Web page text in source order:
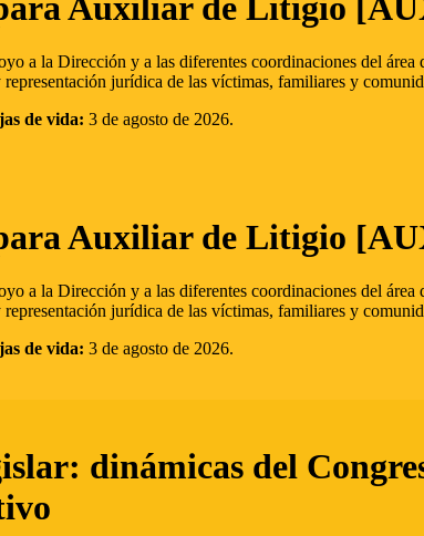
a la Dirección y a las diferentes coordinaciones del
jurídica de las víctimas, familiares y
de vida: 3 de agosto de 2026.
Auxiliar de Litigio
a la Dirección y a las diferentes coordinaciones del
jurídica de las víctimas, familiares y
de vida: 3 de agosto de 2026.
dinámicas del